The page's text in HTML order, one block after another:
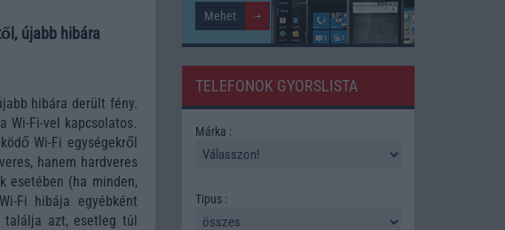
újabb hibára
hibára derült fény.
Wi-Fi-vel kapcsolatos.
Wi-Fi egységekről
hanem hardveres
esetében (ha minden,
Fi hibája egyébként
találja azt, esetleg túl
TELEFONOK GYORSLISTA
Márka :
Tipus :